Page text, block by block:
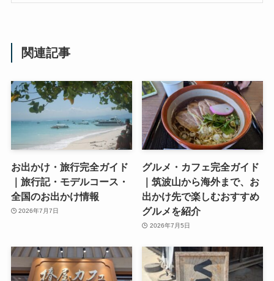
関連記事
お出かけ・旅行完全ガイド
｜旅行記・モデルコース・
全国のお出かけ情報
2026年7月7日
グルメ・カフェ完全ガイド
｜筑波山から海外まで、お
出かけ先で楽しむおすすめ
グルメを紹介
2026年7月5日